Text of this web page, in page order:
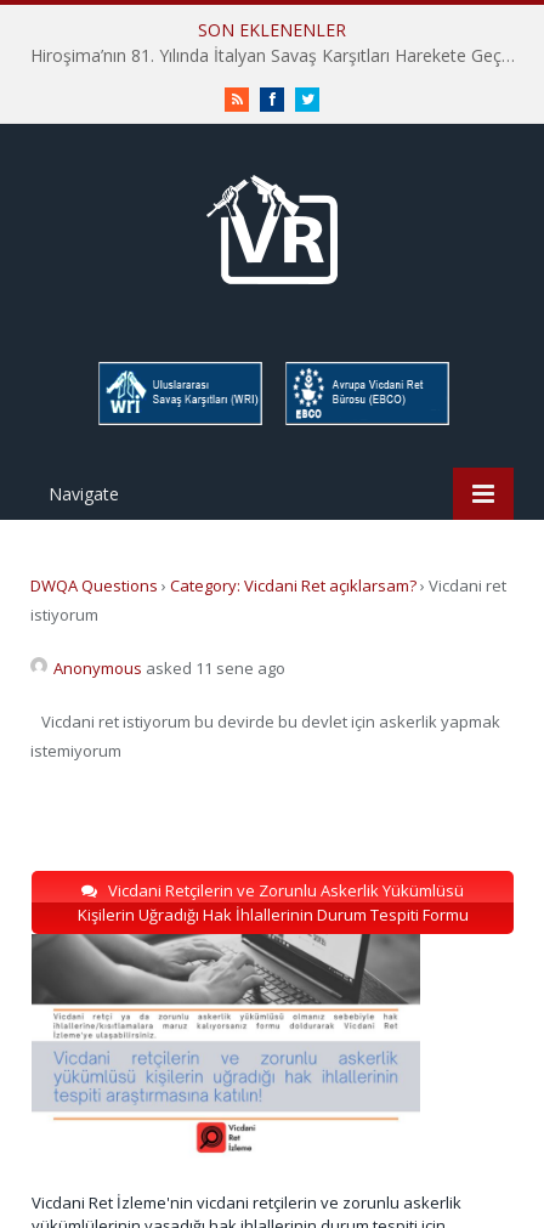
SON EKLENENLER
Hiroşima’nın 81. Yılında İtalyan Savaş Karşıtları Harekete Geçti: “Hatırlamak yeterli değil”
RSS FacebookTwitter
Navigate
DWQA Questions › Category: Vicdani Ret açıklarsam?› Vicdani ret
istiyorum
Anonymous asked 11 sene ago
Vicdani ret istiyorum bu devirde bu devlet için askerlik yapmak
istemiyorum
Vicdani Retçilerin ve Zorunlu Askerlik Yükümlüsü
Kişilerin Uğradığı Hak İhlallerinin Durum Tespiti Formu
Vicdani Ret İzleme'nin vicdani retçilerin ve zorunlu askerlik